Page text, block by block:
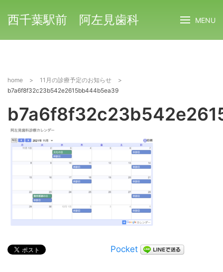
西千葉駅前 阿左見歯科 MENU
home > 11月の診療予定のお知らせ
>
b7a6f8f32c23b542e2615bb444b5ea39
Pocket